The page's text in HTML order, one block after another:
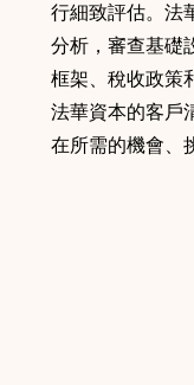
行細致評估。法
分析，審查基礎
框架、稅收政策
法華資本的客戶
在所需的機會、